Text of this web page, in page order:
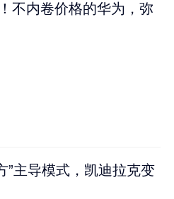
不内卷价格的华为，弥
”主导模式，凯迪拉克变